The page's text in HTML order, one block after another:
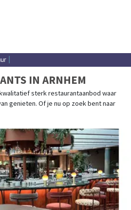
IN ARNHEM
sterk restaurantaanbod waar
genieten. Of je nu op zoek bent naar